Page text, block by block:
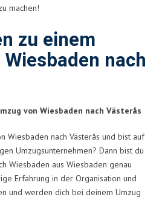
machen!
zu einem
nach
von Wiesbaden nach Västerås
Wiesbaden nach Västerås und bist auf
Umzugsunternehmen? Dann bist du
Wiesbaden aus Wiesbaden genau
Erfahrung in der Organisation und
und werden dich bei deinem Umzug